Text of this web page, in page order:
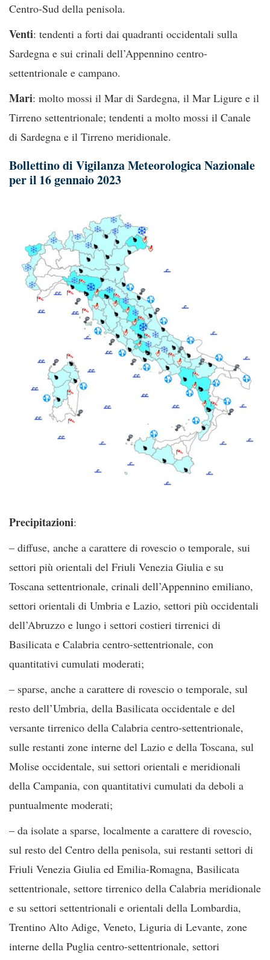
Centro-Sud della penisola.
Venti: tendenti a forti dai quadranti occidentali sulla
Sardegna e sui crinali dell’Appennino centro-
settentrionale e campano.
Mari: molto mossi il Mar di Sardegna, il Mar Ligure e il
Tirreno settentrionale; tendenti a molto mossi il Canale
di Sardegna e il Tirreno meridionale.
Bollettino di Vigilanza Meteorologica Nazionale
per il 16 gennaio 2023
Precipitazioni:
– diffuse, anche a carattere di rovescio o temporale, sui
settori più orientali del Friuli Venezia Giulia e su
Toscana settentrionale, crinali dell’Appennino emiliano,
settori orientali di Umbria e Lazio, settori più occidentali
dell’Abruzzo e lungo i settori costieri tirrenici di
Basilicata e Calabria centro-settentrionale, con
quantitativi cumulati moderati;
– sparse, anche a carattere di rovescio o temporale, sul
resto dell’Umbria, della Basilicata occidentale e del
versante tirrenico della Calabria centro-settentrionale,
sulle restanti zone interne del Lazio e della Toscana, sul
Molise occidentale, sui settori orientali e meridionali
della Campania, con quantitativi cumulati da deboli a
puntualmente moderati;
– da isolate a sparse, localmente a carattere di rovescio,
sul resto del Centro della penisola, sui restanti settori di
Friuli Venezia Giulia ed Emilia-Romagna, Basilicata
settentrionale, settore tirrenico della Calabria meridionale
e su settori settentrionali e orientali della Lombardia,
Trentino Alto Adige, Veneto, Liguria di Levante, zone
interne della Puglia centro-settentrionale, settori